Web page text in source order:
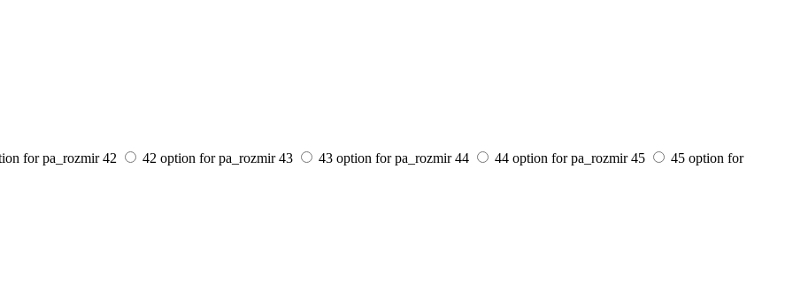
for pa_rozmir 42 42 option for pa_rozmir 43 43 option for pa_rozmir 44 44 option for pa_rozmir 45 45 option for